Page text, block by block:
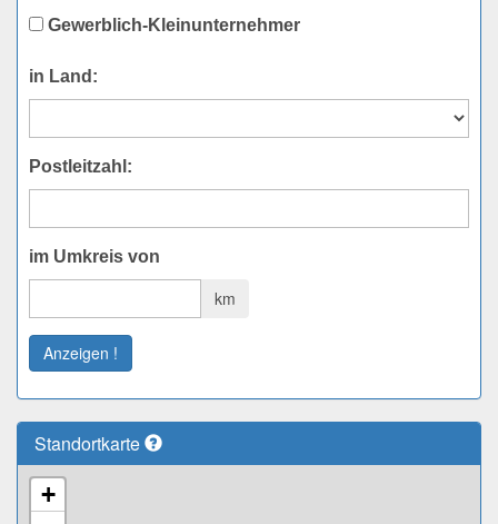
Gewerblich-Kleinunternehmer
in Land:
Postleitzahl:
im Umkreis von
km
Anzeigen !
Standortkarte
+